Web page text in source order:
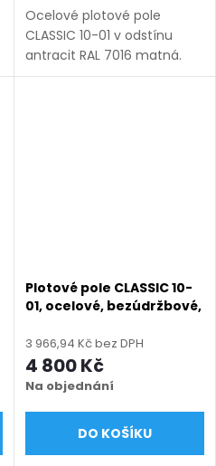
Ocelové plotové pole
CLASSIC 10-01 v odstínu
antracit RAL 7016 matná.
Bezúdržbová ocel (žárový
Plotové pole CLASSIC 10-
01, ocelové, bezúdržbové,
mm, výška 450–1950
mm), černá struktura RAL
9005
3 966,94 Kč bez DPH
4 800 Kč
Na objednání
DO KOŠÍKU